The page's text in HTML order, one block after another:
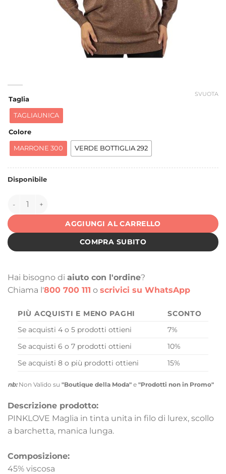
Taglia
TAGLIAUNICA
Colore
MARRONE 300 VERDE BOTTIGLIA 292
SVUOTA
Disponibile
141016 quantità
AGGIUNGI AL CARRELLO
COMPRA SUBITO
Hai bisogno di aiuto con l'ordine?
Chiama l'800 700 111 o scrivici su WhatsApp
PIÙ ACQUISTI E MENO PAGHI
SCONTO
Se acquisti 4 o 5 prodotti ottieni
7%
Se acquisti 6 o 7 prodotti ottieni
10%
Se acquisti 8 o più prodotti ottieni
15%
nb:Non Valido su "Boutique della Moda" e "Prodotti non in Promo"
Descrizione prodotto:
PINKLOVE Maglia in tinta unita in filo di lurex, scollo
a barchetta, manica lunga.
Composizione:
45% viscosa